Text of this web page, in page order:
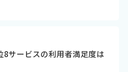
8サービスの利用者満足度は